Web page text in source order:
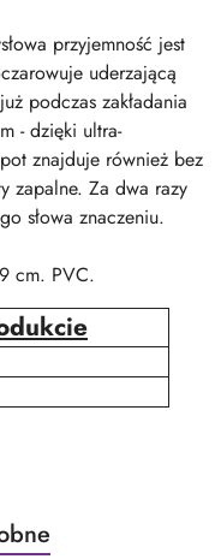
przyjemność jest
uderzającą
podczas zakładania
- dzięki ultra-
znajduje również bez
zapalne. Za dwa razy
słowa znaczeniu.
cm. PVC.